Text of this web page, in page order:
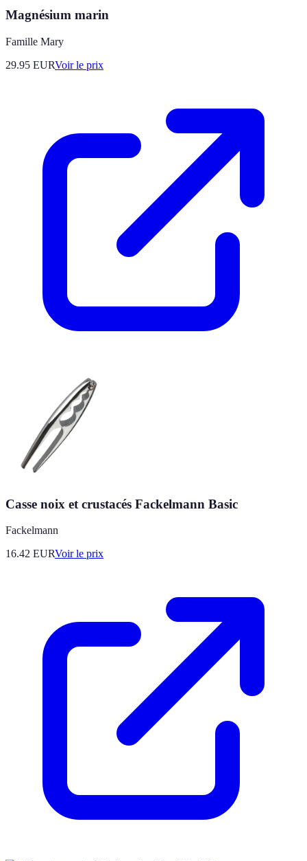
Magnésium marin
Famille Mary
29.95 EURVoir le prix
Casse noix et crustacés Fackelmann Basic
Fackelmann
16.42 EURVoir le prix